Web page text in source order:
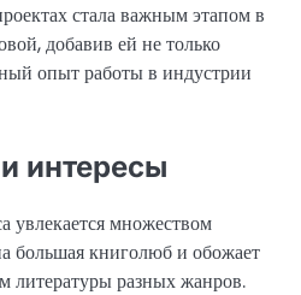
стала важным этапом в
добавив ей не только
опыт работы в индустрии
интересы
увлекается множеством
большая книголюб и обожает
литературы разных жанров.